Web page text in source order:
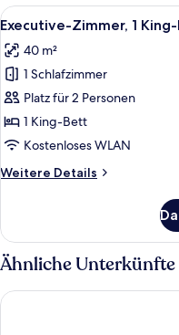
Alle
Fotos
für
Executive-
Zimmer,
1 King-
Bett,
Eckzimmer
5
Executive-Zimmer, 1
40 m²
1 Schlafzimmer
Platz für 2 Personen
1 King-Bett
Kostenloses WLAN
Weitere Details
Weitere
Zimmer,
1 King-
Bett,
Eckzimmer
Ähnliche Unterkünfte
Broadway Hotel & Suites